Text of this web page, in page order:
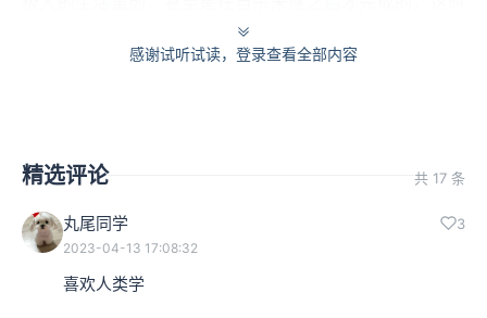
候他对于人及其生命的理解和感悟要深刻得多。
读为它既是在表明死亡的不可避免，也似乎在指引着某种
死亡之后的可能。
另外，高更在画作的最左侧还刻画了一只乳白色的小鸟，
感谢试听试读，登录查看全部内容
精选评论 共 17 条
丸尾同学 3
2023-04-13 17:08:32
喜欢人类学